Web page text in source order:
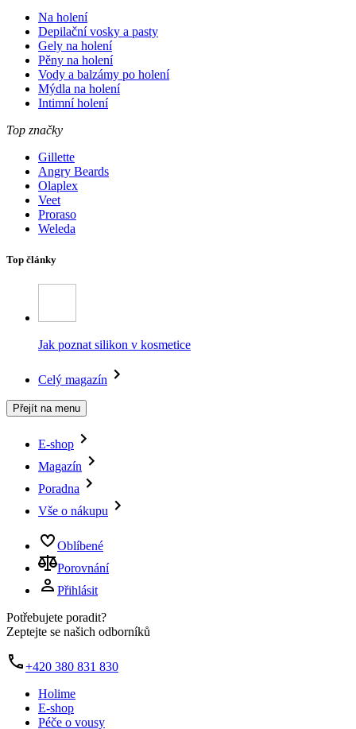
Na holení
Depilační vosky a pasty
Gely na holení
Pěny na holení
Vody a balzámy po holení
Mýdla na holení
Intimní holení
Top značky
Gillette
Angry Beards
Olaplex
Veet
Proraso
Weleda
Top články
Jak poznat silikon v kosmetice
Celý magazín
Přejít na menu
E-shop
Magazín
Poradna
Vše o nákupu
Oblíbené
Porovnání
Přihlásit
Potřebujete poradit?
Zeptejte se našich odborníků
+420 380 831 830
Holime
E-shop
Péče o vousy